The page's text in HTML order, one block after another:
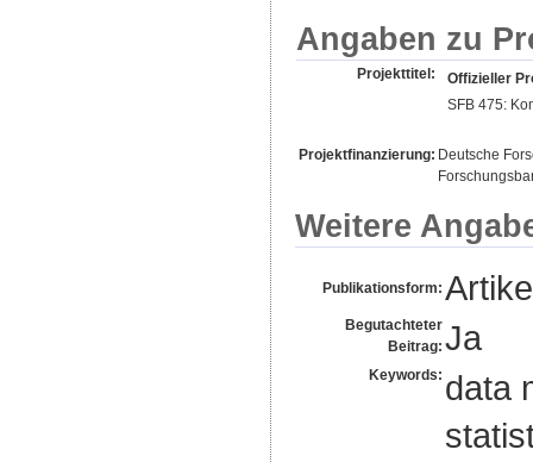
Angaben zu
Projekttitel:
Offizieller
SFB 475:
Projektfinanzierung: Deutsche
Weitere
Publikationsform:
Begutachteter
Beitrag: Ja
Keywords: data